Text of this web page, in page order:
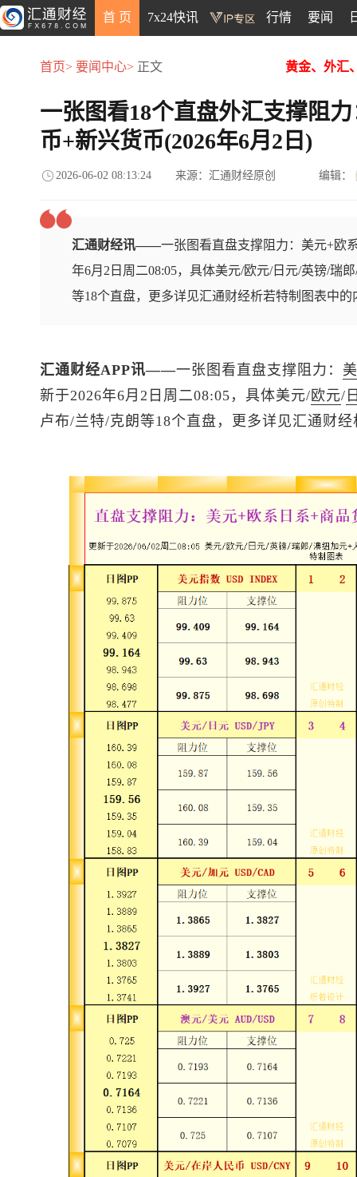
首 页 7x24快讯 行情 要闻
首页> 要闻中心> 正文 黄金、外汇
一张图看18个直盘外汇支撑阻
币+新兴货币(2026年6月2日)
2026-06-02 08:13:24 来源：汇通财经原创 编辑：
汇通财经讯——一张图看直盘支撑阻力：美元+欧
年6月2日周二08:05，具体美元/欧元/日元/英镑/瑞
等18个直盘，更多详见汇通财经析若特制图表中的
汇通财经APP讯——一张图看直盘支撑阻力：
新于2026年6月2日周二08:05，具体美元/欧元/
卢布/兰特/克朗等18个直盘，更多详见汇通财